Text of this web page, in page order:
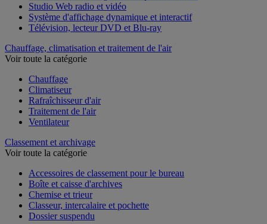
Studio Web radio et vidéo
Système d'affichage dynamique et interactif
Télévision, lecteur DVD et Blu-ray
Chauffage, climatisation et traitement de l'air
Voir toute la catégorie
Chauffage
Climatiseur
Rafraîchisseur d'air
Traitement de l'air
Ventilateur
Classement et archivage
Voir toute la catégorie
Accessoires de classement pour le bureau
Boîte et caisse d'archives
Chemise et trieur
Classeur, intercalaire et pochette
Dossier suspendu